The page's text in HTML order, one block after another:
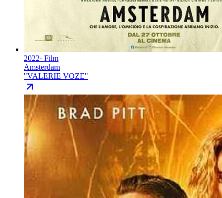
2022· Film
Amsterdam
"VALERIE VOZE"